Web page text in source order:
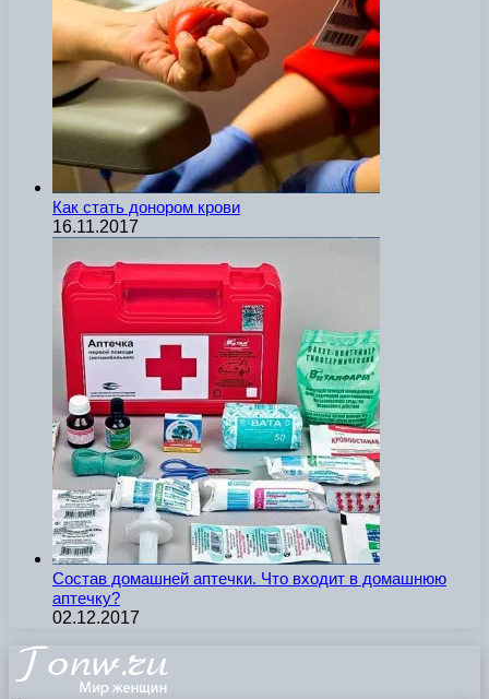
Как стать донором крови
16.11.2017
Состав домашней аптечки. Что входит в домашнюю
аптечку?
02.12.2017